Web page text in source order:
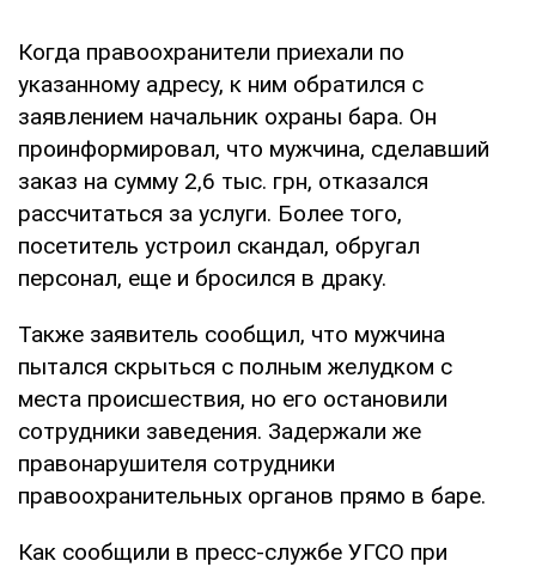
Когда правоохранители приехали по
указанному адресу, к ним обратился с
заявлением начальник охраны бара. Он
проинформировал, что мужчина, сделавший
заказ на сумму 2,6 тыс. грн, отказался
рассчитаться за услуги. Более того,
посетитель устроил скандал, обругал
персонал, еще и бросился в драку.
Также заявитель сообщил, что мужчина
пытался скрыться с полным желудком с
места происшествия, но его остановили
сотрудники заведения. Задержали же
правонарушителя сотрудники
правоохранительных органов прямо в баре.
Как сообщили в пресс-службе УГСО при